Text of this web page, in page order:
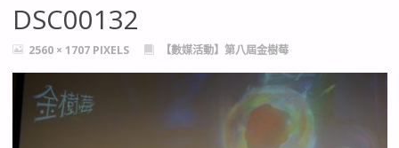
DSC00132
FULL2560 × 1707 PIXELS 【數媒活動】第八屆金樹莓